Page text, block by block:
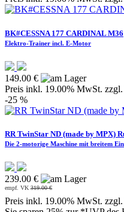
BK#CESSNA 177 CARDINAL M36
Elektro-Trainer incl. E-Motor
149.00 €
Preis inkl. 19.00% MwSt. zzgl.
-25 %
RR TwinStar ND (made by MPX)
Die 2-motorige Maschine mit breitem
239.00 €
empf. VK 319.00 €
Preis inkl. 19.00% MwSt. zzgl.